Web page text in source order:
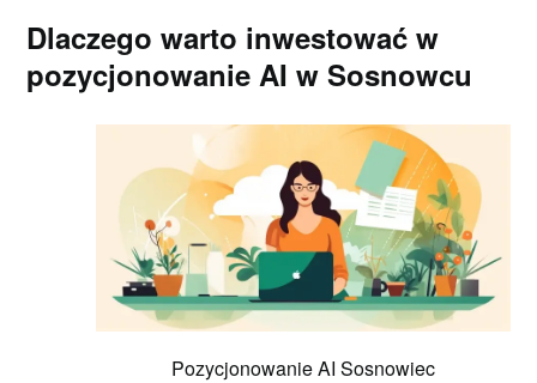
Dlaczego warto inwestować w
pozycjonowanie AI w Sosnowcu
Pozycjonowanie AI Sosnowiec